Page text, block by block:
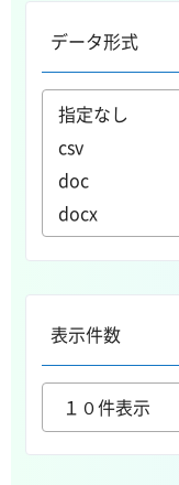
データ形式
表示件数